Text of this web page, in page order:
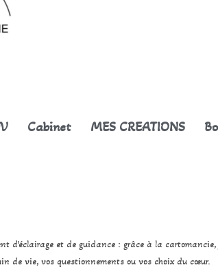
Cabinet MES CREATIONS
d’éclairage et de guidance : grâce à la
de vie, vos questionnements ou vos choix du cœur.